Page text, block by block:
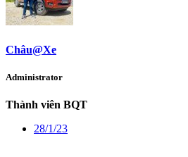
Châu@Xe
Administrator
Thành viên BQT
28/1/23